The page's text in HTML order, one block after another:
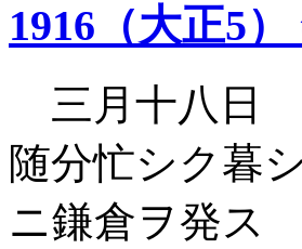
1916（大正5
三月十八
随分忙シク暮
ニ鎌倉ヲ発ス